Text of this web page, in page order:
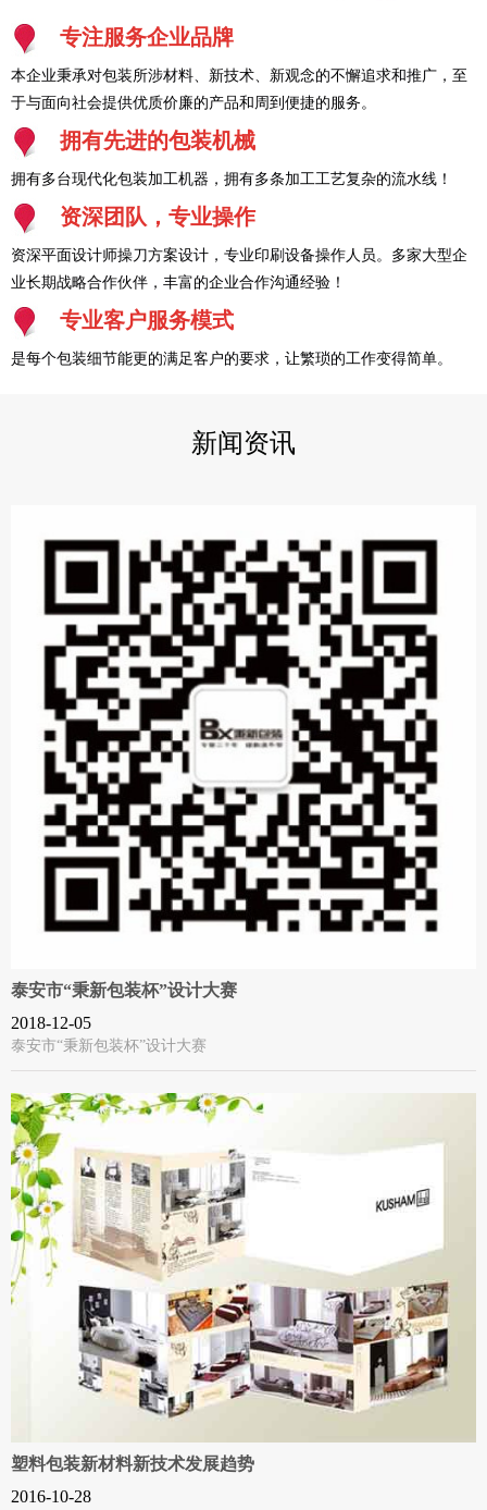
专注服务企业品牌
本企业秉承对包装所涉材料、新技术、新观念的不懈追求和推广，至
于与面向社会提供优质价廉的产品和周到便捷的服务。
拥有先进的包装机械
拥有多台现代化包装加工机器，拥有多条加工工艺复杂的流水线！
资深团队，专业操作
资深平面设计师操刀方案设计，专业印刷设备操作人员。多家大型企
业长期战略合作伙伴，丰富的企业合作沟通经验！
专业客户服务模式
是每个包装细节能更的满足客户的要求，让繁琐的工作变得简单。
新闻资讯
泰安市“秉新包装杯”设计大赛
2018-12-05
泰安市“秉新包装杯”设计大赛
塑料包装新材料新技术发展趋势
2016-10-28